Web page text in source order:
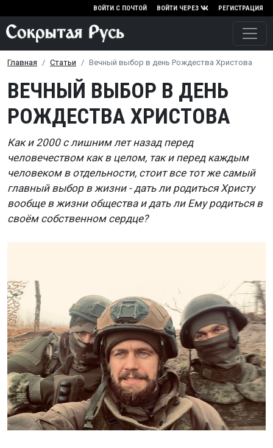
Перейти к основному
ВОЙТИ С ПОЧТОЙ ВОЙТИ ЧЕРЕЗ РЕГИСТРАЦИЯ
Главная Статьи Вечный выбор в день Рождества Христова
ВЕЧНЫЙ ВЫБОР В ДЕНЬ
РОЖДЕСТВА ХРИСТОВА
Как и 2000 с лишним лет назад перед
человечеством как в целом, так и перед каждым
человеком в отдельности, стоит все тот же самый
главный выбор в жизни - дать ли родиться Христу
вообще в жизни общества и дать ли Ему родиться в
своём собственном сердце?